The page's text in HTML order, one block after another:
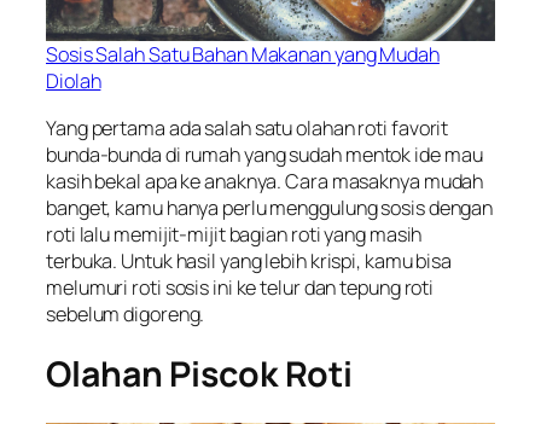
Sosis Salah Satu Bahan Makanan yang Mudah
Diolah
Yang pertama ada salah satu olahan roti favorit
bunda-bunda di rumah yang sudahmentokide mau
kasih bekal apa ke anaknya. Cara masaknya mudah
banget, kamu hanya perlu menggulung sosis dengan
roti lalu memijit-mijit bagian roti yang masih
terbuka. Untuk hasil yang lebih krispi, kamu bisa
melumuri roti sosis ini ke telur dan tepung roti
sebelum digoreng.
Olahan Piscok Roti